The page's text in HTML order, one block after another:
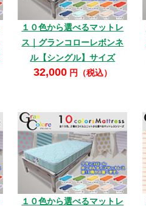
１０色から選べるマットレ
ス｜グランコローレボンネ
ル【シングル】サイズ
32,000円（税込）
１０色から選べるマットレ